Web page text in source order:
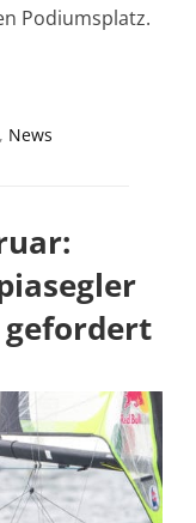
Podiumsplatz.
News
gefordert